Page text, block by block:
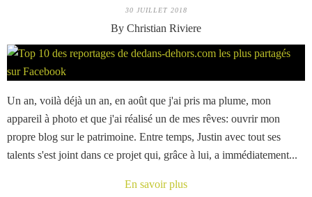
30 JUILLET 2018
By Christian Riviere
Un an, voilà déjà un an, en août que j'ai pris ma plume, mon
appareil à photo et que j'ai réalisé un de mes rêves: ouvrir mon
propre blog sur le patrimoine. Entre temps, Justin avec tout ses
talents s'est joint dans ce projet qui, grâce à lui, a immédiatement...
En savoir plus